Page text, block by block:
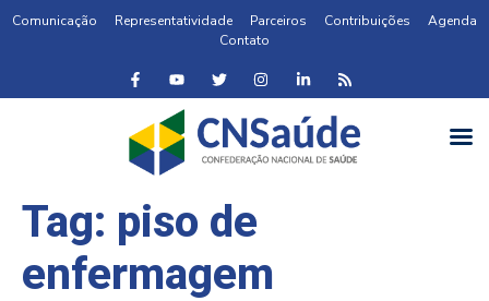
Comunicação Representatividade Parceiros Contribuições
Agenda
Contato
Tag: piso de
enfermagem